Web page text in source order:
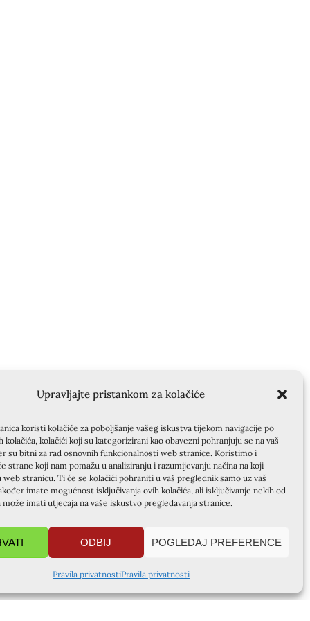
Upravljajte pristankom za kolačiće
koristi kolačiće za poboljšanje vašeg iskustva tijekom navigacije po
kolačića, kolačići koji su kategorizirani kao obavezni pohranjuju se na vaš
su bitni za rad osnovnih funkcionalnosti web stranice. Koristimo i
strane koji nam pomažu u analiziranju i razumijevanju načina na koji
stranicu. Ti će se kolačići pohraniti u vaš preglednik samo uz vaš
imate mogućnost isključivanja ovih kolačića, ali isključivanje nekih od
može imati utjecaja na vaše iskustvo pregledavanja stranice.
ODBIJ POGLEDAJ PREFERENCE
Pravila privatnostiPravila privatnosti